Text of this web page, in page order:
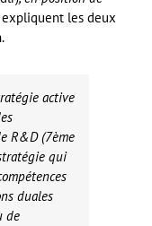
expliquent les deux
active
R&D (7ème
qui
duales
de